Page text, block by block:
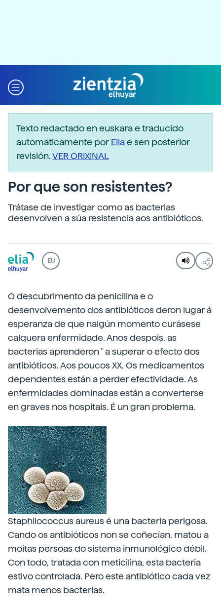
Texto redactado en euskara e traducido
automaticamente porEliae sen posterior
revisión.VER ORIXINAL
Por que son resistentes?
Trátase de investigar como as bacterias
desenvolven a súa resistencia aos antibióticos.
EU
O descubrimento da penicilina e o
desenvolvemento dos antibióticos deron lugar á
esperanza de que nalgún momento curásese
calquera enfermidade. Anos despois, as
bacterias aprenderon '' a superar o efecto dos
antibióticos. Aos poucos XX. Os medicamentos
dependentes están a perder efectividade. As
enfermidades dominadas están a converterse
en graves nos hospitais. É un gran problema.
Staphilococcus aureus é una bacteria perigosa.
Cando os antibióticos non se coñecían, matou a
moitas persoas do sistema inmunológico débil.
Con todo, tratada con meticilina, esta bacteria
estivo controlada. Pero este antibiótico cada vez
mata menos bacterias.